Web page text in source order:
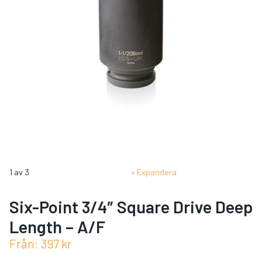
1 av 3 Expandera
Six-Point 3/4″ Square Drive Deep
Length – A/F
Från: 397 kr